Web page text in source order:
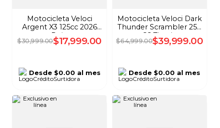
Motocicleta Veloci
Argent X3 125cc 2026
Rojo
$30,999.00$17,999.00
Desde$0.00 al mes
Motocicleta Veloci Dark
Thunder Scrambler 250
CC Titanio
$64,999.00$39,999.00
Desde $0.00 al mes